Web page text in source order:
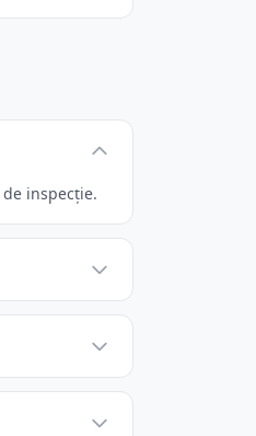
inspecție.